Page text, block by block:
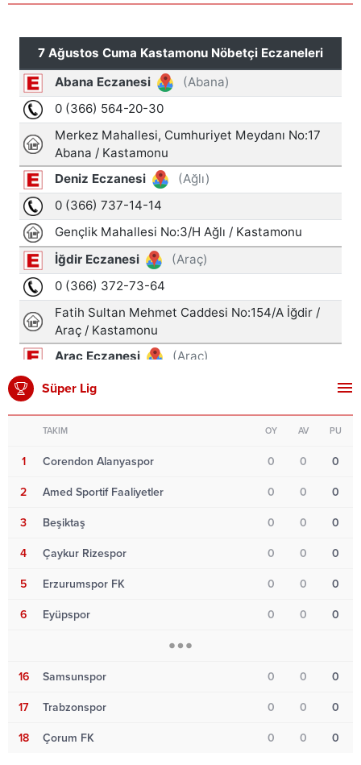
Süper Lig
TAKIM OY AV PU
1 Corendon Alanyaspor 0 0 0
2 Amed Sportif Faaliyetler 0 0 0
3 Beşiktaş 0 0 0
4 Çaykur Rizespor 0 0 0
5 Erzurumspor FK 0 0 0
6 Eyüpspor 0 0 0
16 Samsunspor 0 0 0
17 Trabzonspor 0 0 0
18 Çorum FK 0 0 0